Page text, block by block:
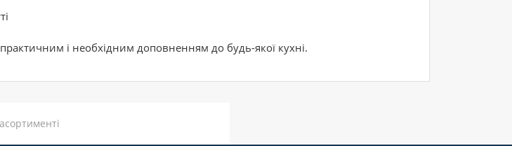
і необхідним доповненням до будь-якої кухні.